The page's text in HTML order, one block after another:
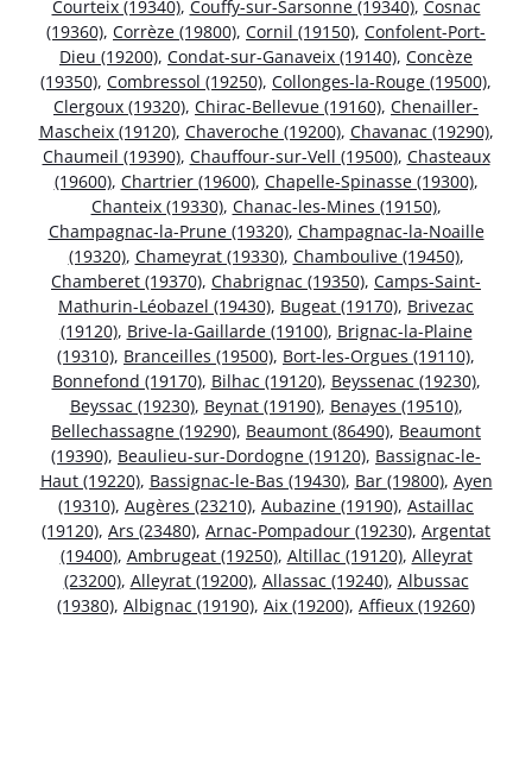
Courteix (19340), Couffy-sur-Sarsonne (19340), Cosnac
(19360), Corrèze (19800), Cornil (19150), Confolent-Port-
Dieu (19200), Condat-sur-Ganaveix (19140), Concèze
(19350), Combressol (19250), Collonges-la-Rouge (19500),
Clergoux (19320), Chirac-Bellevue (19160), Chenailler-
Mascheix (19120), Chaveroche (19200), Chavanac (19290),
Chaumeil (19390), Chauffour-sur-Vell (19500), Chasteaux
(19600), Chartrier (19600), Chapelle-Spinasse (19300),
Chanteix (19330), Chanac-les-Mines (19150),
Champagnac-la-Prune (19320), Champagnac-la-Noaille
(19320), Chameyrat (19330), Chamboulive (19450),
Chamberet (19370), Chabrignac (19350), Camps-Saint-
Mathurin-Léobazel (19430), Bugeat (19170), Brivezac
(19120), Brive-la-Gaillarde (19100), Brignac-la-Plaine
(19310), Branceilles (19500), Bort-les-Orgues (19110),
Bonnefond (19170), Bilhac (19120), Beyssenac (19230),
Beyssac (19230), Beynat (19190), Benayes (19510),
Bellechassagne (19290), Beaumont (86490), Beaumont
(19390), Beaulieu-sur-Dordogne (19120), Bassignac-le-
Haut (19220), Bassignac-le-Bas (19430), Bar (19800), Ayen
(19310), Augères (23210), Aubazine (19190), Astaillac
(19120), Ars (23480), Arnac-Pompadour (19230), Argentat
(19400), Ambrugeat (19250), Altillac (19120), Alleyrat
(23200), Alleyrat (19200), Allassac (19240), Albussac
(19380), Albignac (19190), Aix (19200), Affieux (19260)